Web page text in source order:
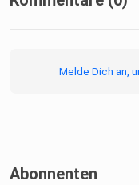
Melde Dich an,
Abonnenten